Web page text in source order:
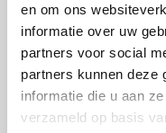
en om ons
informatie over uw
partners voor social
partners kunnen deze
informatie die u aan
verzameld op basis